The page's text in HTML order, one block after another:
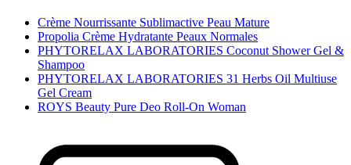
Crème Nourrissante Sublimactive Peau Mature
Propolia Crème Hydratante Peaux Normales
PHYTORELAX LABORATORIES Coconut Shower Gel &
Shampoo
PHYTORELAX LABORATORIES 31 Herbs Oil Multiuse
Gel Cream
ROYS Beauty Pure Deo Roll-On Woman